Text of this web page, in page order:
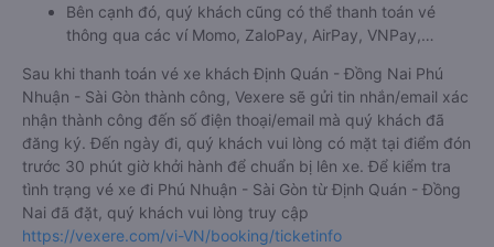
Bên cạnh đó, quý khách cũng có thể thanh toán vé
thông qua các ví Momo, ZaloPay, AirPay, VNPay,…
Sau khi thanh toán vé xe khách Định Quán - Đồng Nai Phú
Nhuận - Sài Gòn thành công, Vexere sẽ gửi tin nhắn/email xác
nhận thành công đến số điện thoại/email mà quý khách đã
đăng ký. Đến ngày đi, quý khách vui lòng có mặt tại điểm đón
trước 30 phút giờ khởi hành để chuẩn bị lên xe. Để kiểm tra
tình trạng vé xe đi Phú Nhuận - Sài Gòn từ Định Quán - Đồng
Nai đã đặt, quý khách vui lòng truy cập
https://vexere.com/vi-VN/booking/ticketinfo